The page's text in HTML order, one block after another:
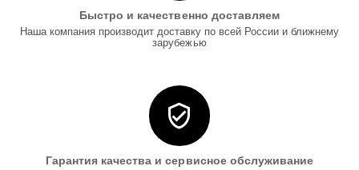
Быстро и качественно доставляем
Наша компания производит доставку по всей России и ближнему
зарубежью
Гарантия качества и сервисное обслуживание